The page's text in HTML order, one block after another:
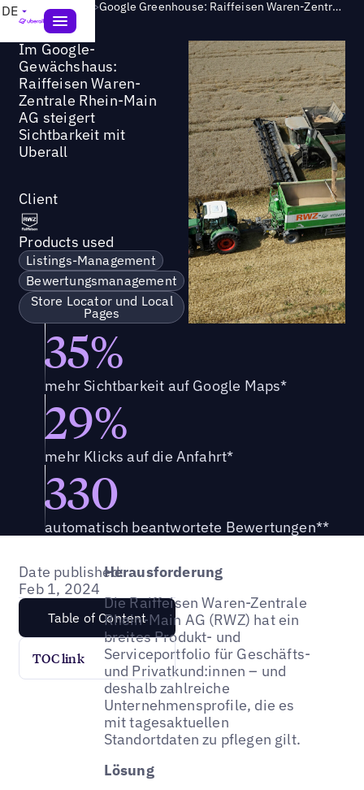
DE Success Story > Google Greenhouse: Raiffeisen Waren-Zentrale Rhein-Main AG erhöht Sichtbarkeit mit Uberall
Im Google-
Gewächshaus:
Raiffeisen Waren-
Zentrale Rhein-Main
AG steigert
Sichtbarkeit mit
Uberall
Client
Products used
Listings-Management
Bewertungsmanagement
Store Locator und Local
Pages
35%
mehr Sichtbarkeit auf Google Maps*
29%
mehr Klicks auf die Anfahrt*
330
automatisch beantwortete Bewertungen**
Date published:
Feb 1, 2024
Table of Content
TOC link
Herausforderung
Die Raiffeisen Waren-Zentrale
Rhein-Main AG (RWZ) hat ein
breites Produkt- und
Serviceportfolio für Geschäfts-
und Privatkund:innen – und
deshalb zahlreiche
Unternehmensprofile, die es
mit tagesaktuellen
Standortdaten zu pflegen gilt.
Lösung